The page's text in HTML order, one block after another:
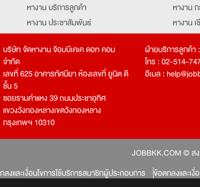
หางาน บริการลูกค้า
หางาน ประชาสัมพันธ์
หางาน ประสานงาน
หางาน จองตั๋ว
หางาน กุ๊ก
หางาน นักศึกษาฝึกงาน
หางาน Mobile Application
Developer
บริการสรรหาพนักงาน
หางาน
หางาน เ
บริษัท จัดหางาน จ๊อบบีเคเค ดอท คอม
จำกัด
เลขที่ 625 อาคารทัศนียา ห้องเลขที่ ยูนิต ดี
ชั้น 5
ซอยรามคำแหง 39 ถนนประชาอุทิศ
แขวงวังทองหลางเขตวังทองหลาง
กรุงเทพฯ 10310
ฝ่ายบริการลูกค้า
โทร : 02-514-
อีเมล :
JOBBKK.COM © ส
ลงและเงื่อนไขการใช้บริการสมาชิกผู้ประกอบการ
ข้อตกลงและเ